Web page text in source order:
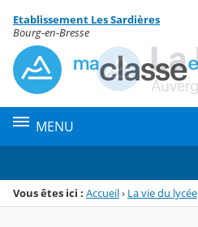
Menu de la rubrique
Contenu
Etablissement Les Sardières
Bourg-en-Bresse
MENU
Vous êtes ici : Accueil› La vie du lycée